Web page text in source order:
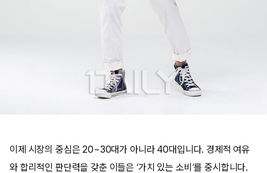
이제 시장의 중심은 20~30대가 아니라 40대입니다. 경제적 여유
와 합리적인 판단력을 갖춘 이들은 ‘가치 있는 소비’를 중시합니다.